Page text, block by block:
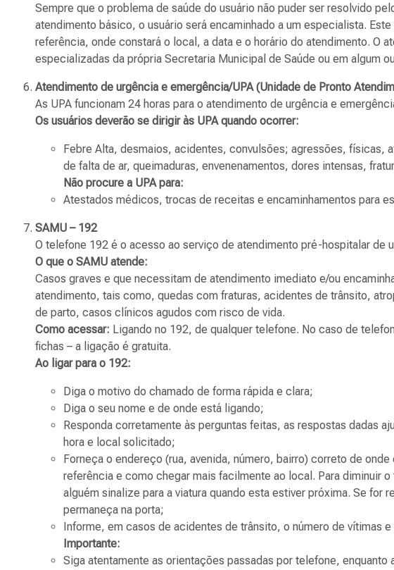
Sempre que o problema de saúde do usuário não puder ser resolvido
atendimento básico, o usuário será encaminhado a um especialista.
referência, onde constará o local, a data e o horário do atendimento. O
especializadas da própria Secretaria Municipal de Saúde ou em algum
Atendimento de urgência e emergência/UPA (Unidade de Pronto
As UPA funcionam 24 horas para o atendimento de urgência e
Os usuários deverão se dirigir às UPA quando ocorrer:
Febre Alta, desmaios, acidentes, convulsões; agressões, físicas,
de falta de ar, queimaduras, envenenamentos, dores intensas,
Não procure a UPA para:
Atestados médicos, trocas de receitas e encaminhamentos para
SAMU – 192
O telefone 192 é o acesso ao serviço de atendimento pré-hospitalar de
O que o SAMU atende:
Casos graves e que necessitam de atendimento imediato e/ou
atendimento, tais como, quedas com fraturas, acidentes de trânsito,
de parto, casos clínicos agudos com risco de vida.
Como acessar: Ligando no 192, de qualquer telefone. No caso de
fichas – a ligação é gratuita.
Ao ligar para o 192:
Diga o motivo do chamado de forma rápida e clara;
Diga o seu nome e de onde está ligando;
Responda corretamente às perguntas feitas, as respostas dadas
hora e local solicitado;
Forneça o endereço (rua, avenida, número, bairro) correto de
referência e como chegar mais facilmente ao local. Para diminuir
alguém sinalize para a viatura quando esta estiver próxima. Se
permaneça na porta;
Informe, em casos de acidentes de trânsito, o número de vítimas
Importante:
Siga atentamente as orientações passadas por telefone,